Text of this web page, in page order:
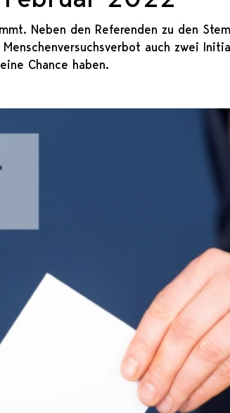
Neben den Referenden zu den
auch zwei
Chance haben.